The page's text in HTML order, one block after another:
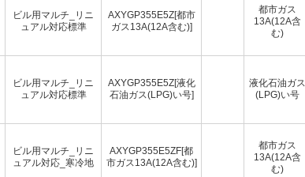
ビル用マルチ_リニ
ュアル対応標準
AXYGP355E5Z[都市
ガス13A(12A含む)]
都市ガス
13A(12A含
む)
ビル用マルチ_リニ
ュアル対応標準
AXYGP355E5Z[液化
石油ガス(LPG)い号]
液化石油ガス
(LPG)い号
ビル用マルチ_リニ
ュアル対応_寒冷地
AXYGP355E5ZF[都
市ガス13A(12A含む)]
都市ガス
13A(12A含
む)